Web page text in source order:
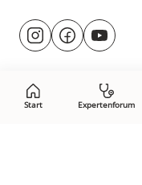
Start Expertenforum
Besuche
uns@rund.ums.baby